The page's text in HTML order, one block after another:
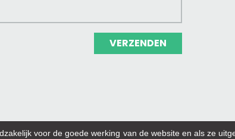
VERZENDEN
voor de goede werking van de website en als ze